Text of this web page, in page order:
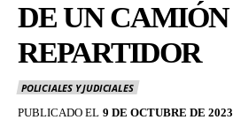
DE UN CAMIÓN
REPARTIDOR
POLICIALES Y JUDICIALES
PUBLICADO EL 9 DE OCTUBRE DE 2023